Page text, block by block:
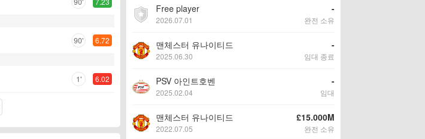
90'
6.72
1' 6.02
Free player
2026.07.01
-
완전 소유
맨체스터 유나이티드
2025.06.30
-
임대 종료
PSV 아인트호벤
2025.02.04
-
임대
맨체스터 유나이티드
2022.07.05
£15.000M
완전 소유